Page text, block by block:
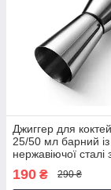
Джиггер для
25/50 мл барний із
нержавіючої сталі
190 ₴ 290 ₴